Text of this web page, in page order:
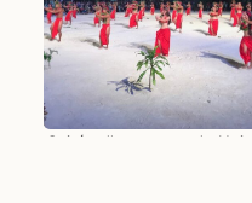
Soirée d'ouverture du Heiva